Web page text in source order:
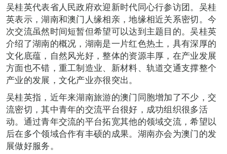
吴桂英代表省人民政府欢迎新时代同心行参访团。吴桂
英表示，湖南和澳门人缘相亲，地缘相近关系密切。今
次交流虽然时间短暂但希望可以达到主题目的。吴桂英
介绍了湖南的概况，湖南是一片红色热土，具有深厚的
文化底蕴，自然风光好，整体的资源丰厚，在产业发展
方面也不错，重工制造业、新材料、轨道交通支撑整个
产业的发展，文化产业亦很突出。
吴桂英指，近年来湖南旅游的澳门同胞增加了不少，交
流密切，其中青年的交流平台很好，成功组织很多活
动。通过青年交流的平台拓宽其他的领域交流，希望以
后在多个领域合作有丰硕的成果。湖南亦会为澳门的发
展做好服务。